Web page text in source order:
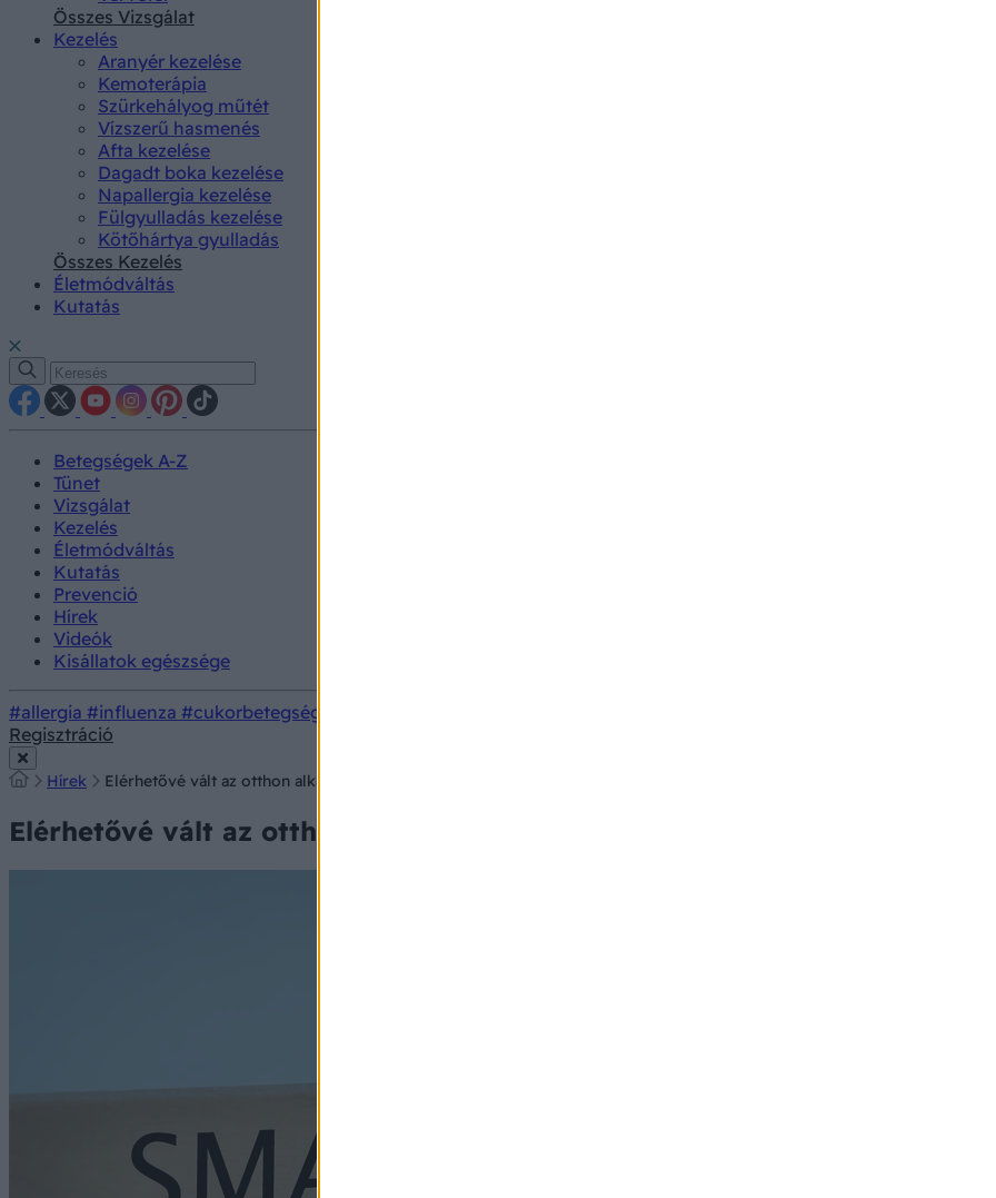
Összes Vizsgálat
Kezelés
Aranyér kezelése
Kemoterápia
Szürkehályog műtét
Vízszerű hasmenés
Afta kezelése
Dagadt boka kezelése
Napallergia kezelése
Fülgyulladás kezelése
Kötőhártya gyulladás
Összes Kezelés
Életmódváltás
Kutatás
Betegségek A-Z
Tünet
Vizsgálat
Kezelés
Életmódváltás
Kutatás
Prevenció
Hírek
Videók
Kisállatok egészsége
#allergia #influenza #cukorbetegség
Regisztráció
Hírek Elérhetővé vált az otthon alkalmazható SMA-terápia
Elérhetővé vált az otthon alkalmazható SMA-terápia